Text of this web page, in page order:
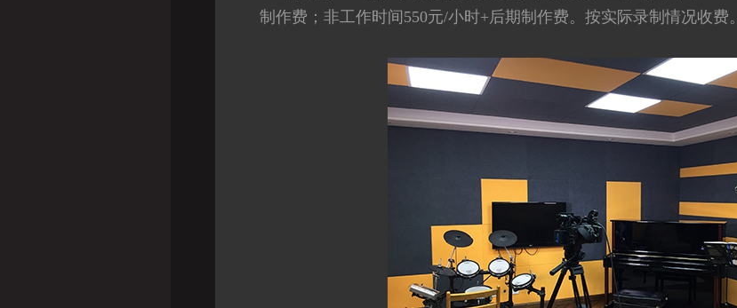
制作费；非工作时间550元/小时+后期制作费。按实际录制情况收费。